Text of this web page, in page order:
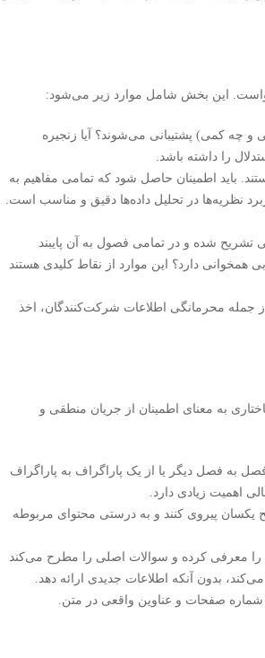
این بخش شامل موارد زیر می‌شود:
و چه کمی) پشتیبانی می‌شوند؟ آیا زنجیره
را داشته باشد.
باید اطمینان حاصل شود که تمامی مفاهیم به
نظریه‌ها در تحلیل داده‌ها دقیق و مناسب است.
شده و در تمامی فصول به آن پایبند
همخوانی دارد؟ این موارد از نقاط کلیدی هستند
جمله محرمانگی اطلاعات شرکت‌کنندگان، اخذ
به معنای اطمینان از جریان منطقی و
به فصل دیگر یا از یک پاراگراف به پاراگراف
اهمیت زیادی دارد.
یکسان پیروی کنند و به درستی محتوای مربوطه
معرفی کرده و سوالات اصلی را مطرح می‌کند
بدون آنکه اطلاعات جدیدی ارائه دهد.
صفحات و عناوین واقعی در متن.